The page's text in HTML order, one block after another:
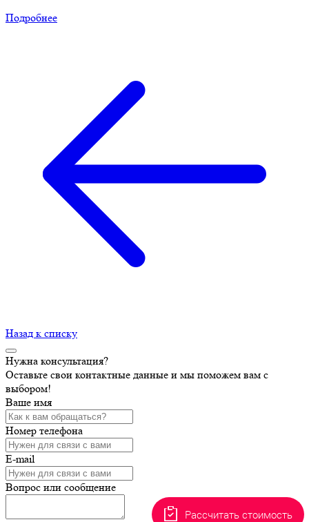
Подробнее
Назад к списку
Нужна консультация?
Оставьте свои контактные данные и мы поможем вам с
выбором!
Ваше имя
Номер телефона
E-mail
Вопрос или сообщение
Рассчитать стоимость